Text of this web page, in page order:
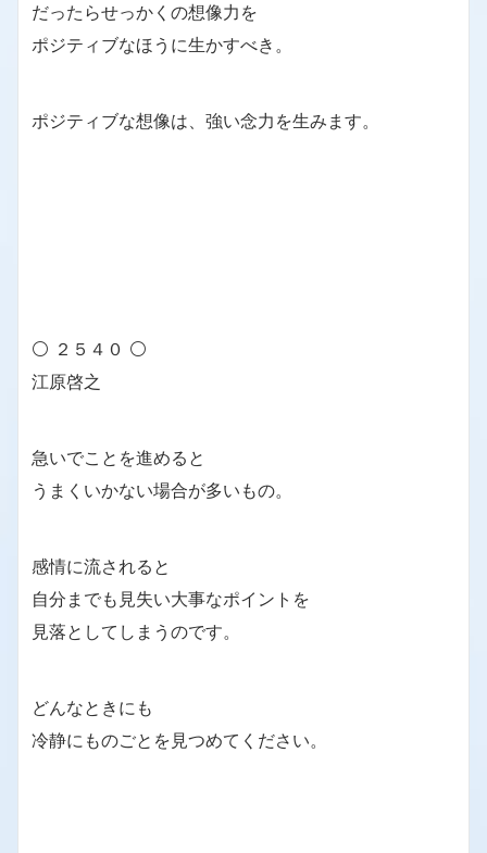
だったらせっかくの想像力を
ポジティブなほうに生かすべき。
ポジティブな想像は、強い念力を生みます。
⚪ ２５４０ ⚪
江原啓之
急いでことを進めると
うまくいかない場合が多いもの。
感情に流されると
自分までも見失い大事なポイントを
見落としてしまうのです。
どんなときにも
冷静にものごとを見つめてください。